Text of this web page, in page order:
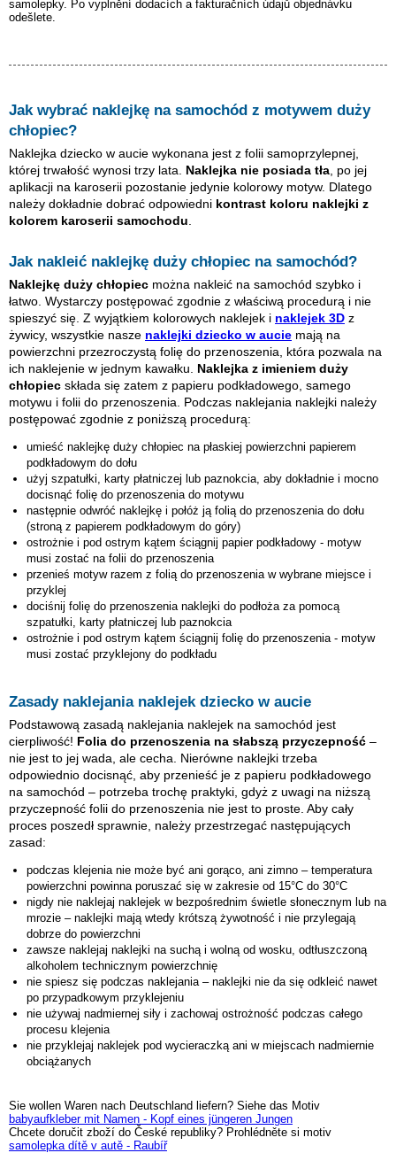
samolepky. Po vyplnění dodacích a fakturačních údajů objednávku
odešlete.
Jak wybrać naklejkę na samochód z motywem duży
chłopiec?
Naklejka dziecko w aucie wykonana jest z folii samoprzylepnej,
której trwałość wynosi trzy lata. Naklejka nie posiada tła , po jej
aplikacji na karoserii pozostanie jedynie kolorowy motyw. Dlatego
należy dokładnie dobrać odpowiedni kontrast koloru naklejki z
kolorem karoserii samochodu
Jak nakleić naklejkę duży chłopiec na samochód?
Naklejkę duży chłopiec można nakleić na samochód szybko i
łatwo. Wystarczy postępować zgodnie z właściwą procedurą i nie
spieszyć się. Z wyjątkiem kolorowych naklejek i naklejek 3D z
żywicy, wszystkie nasze naklejki dziecko w aucie mają na
powierzchni przezroczystą folię do przenoszenia, która pozwala na
ich naklejenie w jednym kawałku. Naklejka z imieniem duży
chłopiec składa się zatem z papieru podkładowego, samego
motywu i folii do przenoszenia. Podczas naklejania naklejki należy
postępować zgodnie z poniższą procedurą:
umieść naklejkę duży chłopiec na płaskiej powierzchni papierem
podkładowym do dołu
użyj szpatułki, karty płatniczej lub paznokcia, aby dokładnie i mocno
docisnąć folię do przenoszenia do motywu
następnie odwróć naklejkę i połóż ją folią do przenoszenia do dołu
(stroną z papierem podkładowym do góry)
ostrożnie i pod ostrym kątem ściągnij papier podkładowy - motyw
musi zostać na folii do przenoszenia
przenieś motyw razem z folią do przenoszenia w wybrane miejsce i
przyklej
dociśnij folię do przenoszenia naklejki do podłoża za pomocą
szpatułki, karty płatniczej lub paznokcia
ostrożnie i pod ostrym kątem ściągnij folię do przenoszenia - motyw
musi zostać przyklejony do podkładu
Zasady naklejania naklejek dziecko w aucie
Podstawową zasadą naklejania naklejek na samochód jest
cierpliwość! Folia do przenoszenia na słabszą przyczepność –
nie jest to jej wada, ale cecha. Nierówne naklejki trzeba
odpowiednio docisnąć, aby przenieść je z papieru podkładowego
na samochód – potrzeba trochę praktyki, gdyż z uwagi na niższą
przyczepność folii do przenoszenia nie jest to proste. Aby cały
proces poszedł sprawnie, należy przestrzegać następujących
zasad:
podczas klejenia nie może być ani gorąco, ani zimno – temperatura
powierzchni powinna poruszać się w zakresie od 15°C do 30°C
nigdy nie naklejaj naklejek w bezpośrednim świetle słonecznym lub na
mrozie – naklejki mają wtedy krótszą żywotność i nie przylegają
dobrze do powierzchni
zawsze naklejaj naklejki na suchą i wolną od wosku, odtłuszczoną
alkoholem technicznym powierzchnię
nie spiesz się podczas naklejania – naklejki nie da się odkleić nawet
po przypadkowym przyklejeniu
nie używaj nadmiernej siły i zachowaj ostrożność podczas całego
procesu klejenia
nie przyklejaj naklejek pod wycieraczką ani w miejscach nadmiernie
obciążanych
Sie wollen Waren nach Deutschland liefern? Siehe das Motiv
babyaufkleber mit Namen - Kopf eines jüngeren Jungen
Chcete doručit zboží do České republiky? Prohlédněte si motiv
samolepka dítě v autě - Raubíř